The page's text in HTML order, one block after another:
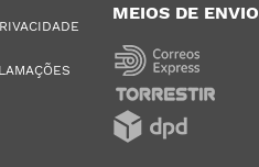
MEIOS DE ENVIO